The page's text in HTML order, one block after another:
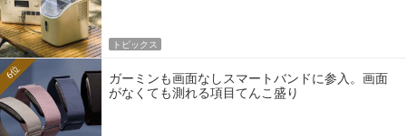
トピックス
ガーミンも画面なしスマートバンドに参入。画面
がなくても測れる項目てんこ盛り
6位